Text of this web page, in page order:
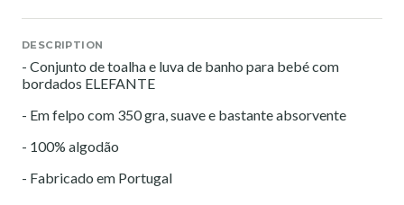
DESCRIPTION
- Conjunto de toalha e luva de banho para bebé com
bordados ELEFANTE
- Em felpo com 350 gra, suave e bastante absorvente
- 100% algodão
- Fabricado em Portugal